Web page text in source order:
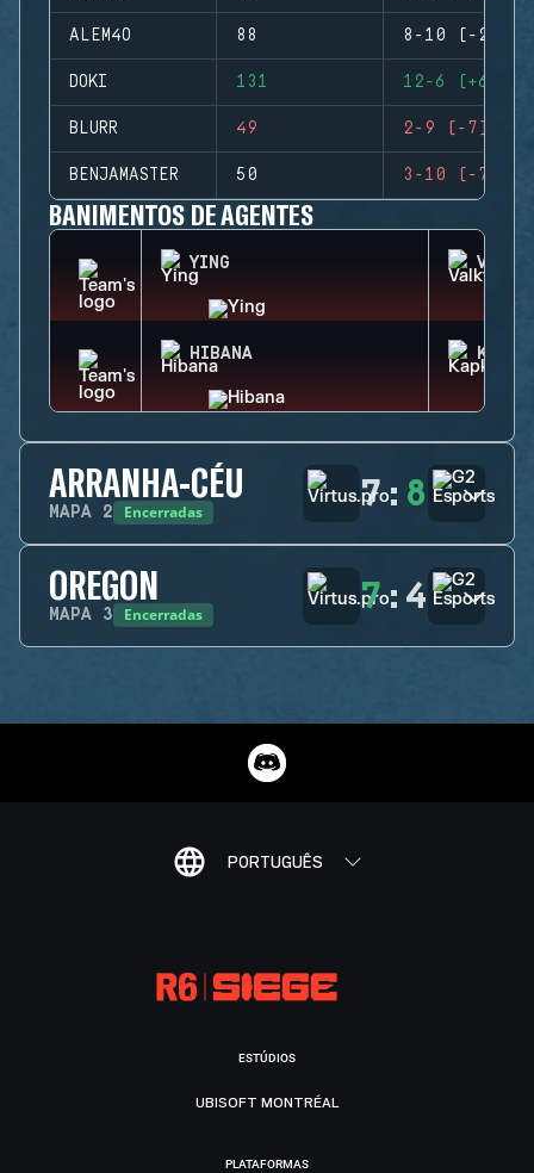
ALEM4O 88 8-10 (-2)
DOKI 131 12-6 (+6)
BLURR 49 2-9 (-7)
BENJAMASTER 50 3-10 (-7)
BANIMENTOS DE AGENTES
YING
HIBANA
ARRANHA-CÉU
MAPA 2 Encerradas 7: 8
OREGON
MAPA 3 Encerradas 7: 4
PORTUGUÊS
ESTÚDIOS
UBISOFT MONTRÉAL
PLATAFORMAS